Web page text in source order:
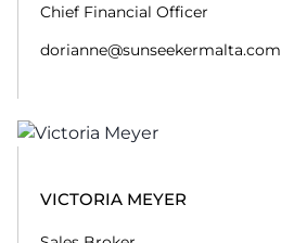
Chief Financial Officer
dorianne@sunseekermalta.com
VICTORIA MEYER